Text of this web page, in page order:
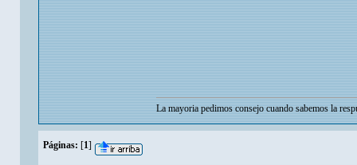
La mayoria pedimos consejo cuando sabemos la
Páginas: [1]